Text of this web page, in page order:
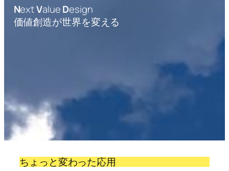
NextValueDesign
価値創造が世界を変える
ちょっと変わった応用